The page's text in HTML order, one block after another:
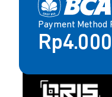
Payment Method
Rp4.000
Payment Method
2,80%